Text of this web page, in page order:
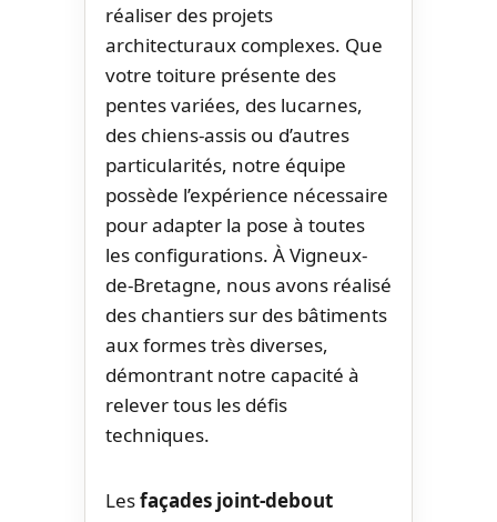
réaliser des projets
architecturaux complexes. Que
votre toiture présente des
pentes variées, des lucarnes,
des chiens-assis ou d’autres
particularités, notre équipe
possède l’expérience nécessaire
pour adapter la pose à toutes
les configurations. À Vigneux-
de-Bretagne, nous avons réalisé
des chantiers sur des bâtiments
aux formes très diverses,
démontrant notre capacité à
relever tous les défis
techniques.
Lesfaçades joint-debout